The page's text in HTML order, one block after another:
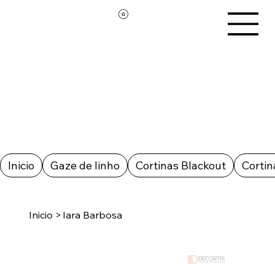
Inicio Gaze de linho Cortinas Blackout
Inicio > Iara Barbosa